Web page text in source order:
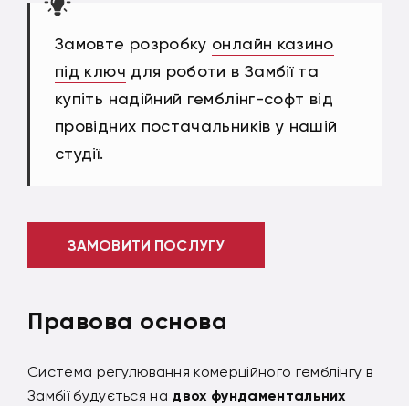
Замовте розробку онлайн казино
під ключ для роботи в Замбії та
купіть надійний гемблінг-софт від
провідних постачальників у нашій
студії.
ЗАМОВИТИ ПОСЛУГУ
Правова основа
Система регулювання комерційного гемблінгу в
Замбії будується на двох фундаментальних